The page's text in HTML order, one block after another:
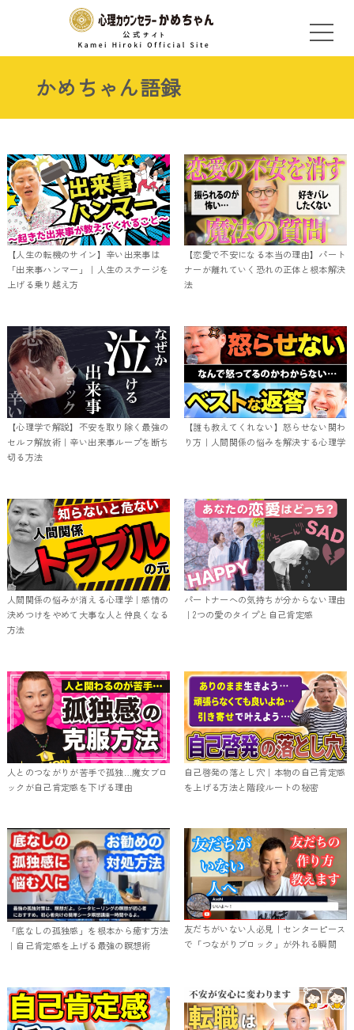
かめちゃん語録
【人生の転機のサイン】辛い出来事は
「出来事ハンマー」｜人生のステージを
上げる乗り越え方
【恋愛で不安になる本当の理由】パート
ナーが離れていく恐れの正体と根本解決
法
【心理学で解説】不安を取り除く最強の
セルフ解放術｜辛い出来事ループを断ち
切る方法
【誰も教えてくれない】怒らせない関わ
り方｜人間関係の悩みを解決する心理学
人間関係の悩みが消える心理学｜感情の
決めつけをやめて大事な人と仲良くなる
方法
パートナーへの気持ちが分からない理由
｜2つの愛のタイプと自己肯定感
人とのつながりが苦手で孤独…魔女ブロ
ックが自己肯定感を下げる理由
自己啓発の落とし穴｜本物の自己肯定感
を上げる方法と階段ルートの秘密
「底なしの孤独感」を根本から癒す方法
｜自己肯定感を上げる最強の瞑想術
友だちがいない人必見｜センターピース
で「つながりブロック」が外れる瞬間